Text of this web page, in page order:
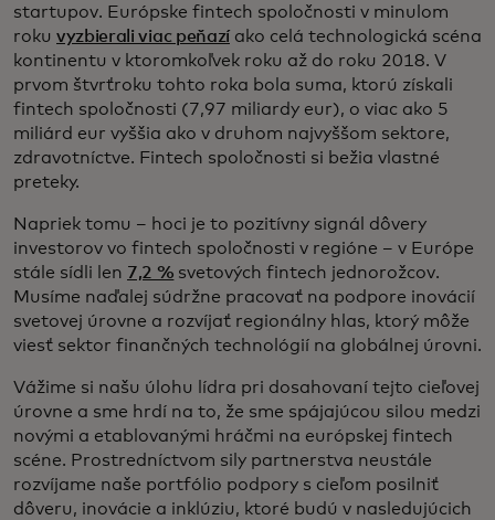
startupov. Európske fintech spoločnosti v minulom
roku vyzbierali viac peňazíako celá technologická scéna
kontinentu v ktoromkoľvek roku až do roku 2018. V
prvom štvrťroku tohto roka bola suma, ktorú získali
fintech spoločnosti (7,97 miliardy eur), o viac ako 5
miliárd eur vyššia ako v druhom najvyššom sektore,
zdravotníctve. Fintech spoločnosti si bežia vlastné
preteky.
Napriek tomu – hoci je to pozitívny signál dôvery
investorov vo fintech spoločnosti v regióne – v Európe
stále sídli len 7,2 % svetových fintech jednorožcov.
Musíme naďalej súdržne pracovať na podpore inovácií
svetovej úrovne a rozvíjať regionálny hlas, ktorý môže
viesť sektor finančných technológií na globálnej úrovni.
Vážime si našu úlohu lídra pri dosahovaní tejto cieľovej
úrovne a sme hrdí na to, že sme spájajúcou silou medzi
novými a etablovanými hráčmi na európskej fintech
scéne. Prostredníctvom sily partnerstva neustále
rozvíjame naše portfólio podpory s cieľom posilniť
dôveru, inovácie a inklúziu, ktoré budú v nasledujúcich